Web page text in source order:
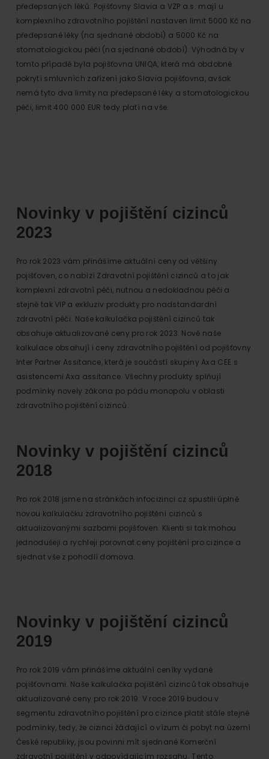
předepsaných léků. Pojišťovny Slavia a VZP a.s. mají u
komplexního zdravotního pojištění nastaven limit 5000 Kč na
předepsané léky (na sjednané období) a 5000 Kč na
stomatologickou péči (na sjednané období). Výhodná by v
tomto případě byla pojišťovna UNIQA, která má obdobné
pokrytí smluvních zařízení jako Slavia pojišťovna, avšak
nemá tyto dva limity na předepsané léky a stomatologickou
péči, limit 400 000 EUR tedy platí na vše.
Novinky v pojištění cizinců
2023
Pro rok 2023 vám přinášíme aktuální ceny od většiny
pojišťoven, co nabízí Zdravotní pojištění cizinců a to jak
komplexní zdravotní péči, nutnou a nedokladnou péči a
stejně tak VIP a exkluziv produkty pro nadstandardní
zdravotní péči. Naše kalkulačka pojištění cizinců tak
obsahuje aktualizované ceny pro rok 2023. Nově naše
kalkulace obsahují i ceny zdravotního pojištění od pojišťovny
Inter Partner Assitance, která je součástí skupiny Axa CEE s
asistencemi Axa assitance. Všechny produkty splňují
podmínky novely zákona po pádu monopolu v oblasti
zdravotního pojištění cizinců.
Novinky v pojištění cizinců
2018
Pro rok 2018 jsme na stránkách infocizinci.cz spustili úplně
novou kalkulačku zdravotního pojištění cizinců s
aktualizovanými sazbami pojišťoven. Klienti si tak mohou
jednodušeji a rychleji porovnat ceny pojištění pro cizince a
sjednat vše z pohodlí domova.
Novinky v pojištění cizinců
2019
Pro rok 2019 vám přinášíme aktuální ceníky vydané
pojišťovnami. Naše kalkulačka pojištění cizinců tak obsahuje
aktualizované ceny pro rok 2019. V roce 2019 budou v
segmentu zdravotního pojištění pro cizince platit stále stejné
podmínky, tedy, že cizinci žádající o vízum či pobyt na území
České republiky, jsou povinni mít sjednané Komerční
zdravotní pojištění v odpovídajícím rozsahu. Tento